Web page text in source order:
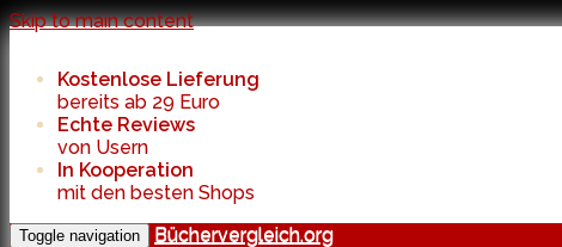
Skip to main content
Kostenlose Lieferung
bereits ab 29 Euro
Echte Reviews
von Usern
In Kooperation
mit den besten Shops
Toggle navigation
Büchervergleich.org